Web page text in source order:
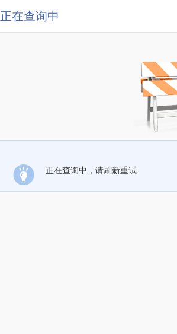
正在查询中
正在查询中，请刷新重试